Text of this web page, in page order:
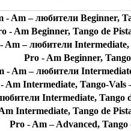
- Am – любители Beginner,
- Am Beginner, Tango de
Am – любители
Pro - Am Beginner,
- Am – любители
Am Intermediate, Tango-
Intermediate, Tango
Intermediate, Tango de
Pro - Am – Advanced,